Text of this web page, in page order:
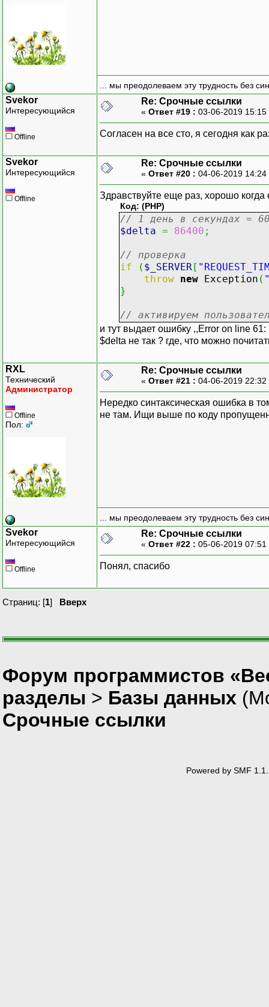
... мы преодолеваем эту трудность без
Svekor
Интересующийся
Offline
Re: Срочные ссылки
« Ответ #19 : 03-06-2019
Согласен на все сто, я сегодня как
Svekor
Интересующийся
Offline
Re: Срочные ссылки
« Ответ #20 : 04-06-2019
Здравствуйте еще раз, хорошо когда
Код: (PHP)
// 1 день в секундах =
$delta = 86400 ;
// проверка
if
( $_SERVER [
throw new Exception (
}
// активируем
и тут выдает ошибку ,,Error on line
$delta не так ? где, что можно
RXL
Технический
Администратор
Offline
Пол:
Re: Срочные ссылки
« Ответ #21 : 04-06-2019
Нередко синтаксическая ошибка в
не там. Ищи выше по коду
... мы преодолеваем эту трудность без
Svekor
Интересующийся
Offline
Re: Срочные ссылки
« Ответ #22 : 05-06-2019
Понял, спасибо
Страниц: [1] Вверх
Форум программистов
разделы > Базы данных
Срочные ссылки
Powered by SMF